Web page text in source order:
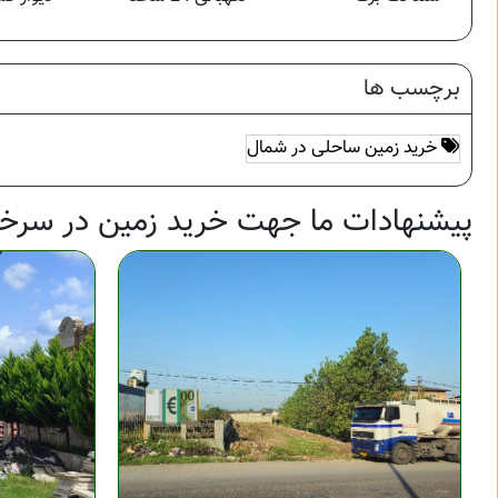
برچسب ها
خرید زمین ساحلی در شمال
پیشنهادات ما جهت خرید زمین در